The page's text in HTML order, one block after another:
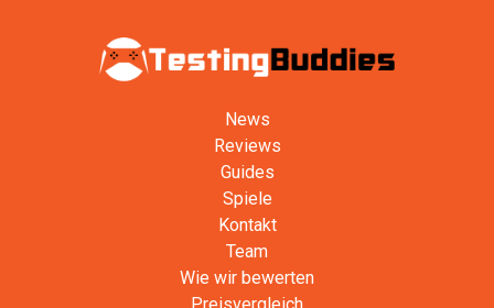
News
Reviews
Guides
Spiele
Kontakt
Team
Wie wir bewerten